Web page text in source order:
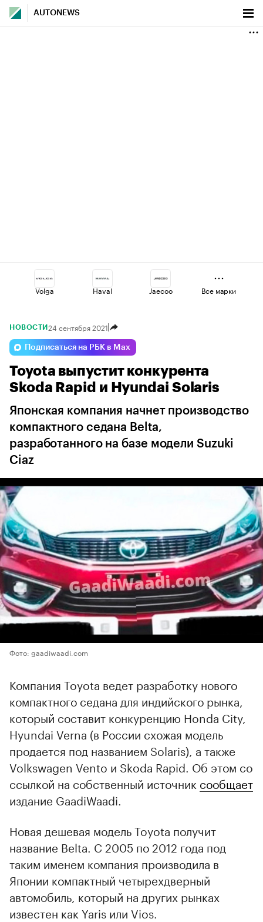
AUTONEWS
Volga Haval Jaecoo
Changan Geely
Lada Omoda Esteo
Все марки
НОВОСТИ 24 сентября 2021
Подписаться на РБК в Max
Toyota выпустит конкурента
Skoda Rapid и Hyundai Solaris
Японская компания начнет производство
компактного седана Belta,
разработанного на базе модели Suzuki
Ciaz
Фото: gaadiwaadi.com
Компания Toyota ведет разработку нового
компактного седана для индийского рынка,
который составит конкуренцию Honda City,
Hyundai Verna (в России схожая модель
продается под названием Solaris), а также
Volkswagen Vento и Skoda Rapid. Об этом со
ссылкой на собственный источник сообщает
издание GaadiWaadi.
Новая дешевая модель Toyota получит
название Belta. С 2005 по 2012 года под
таким именем компания производила в
Японии компактный четырехдверный
автомобиль, который на других рынках
известен как Yaris или Vios.